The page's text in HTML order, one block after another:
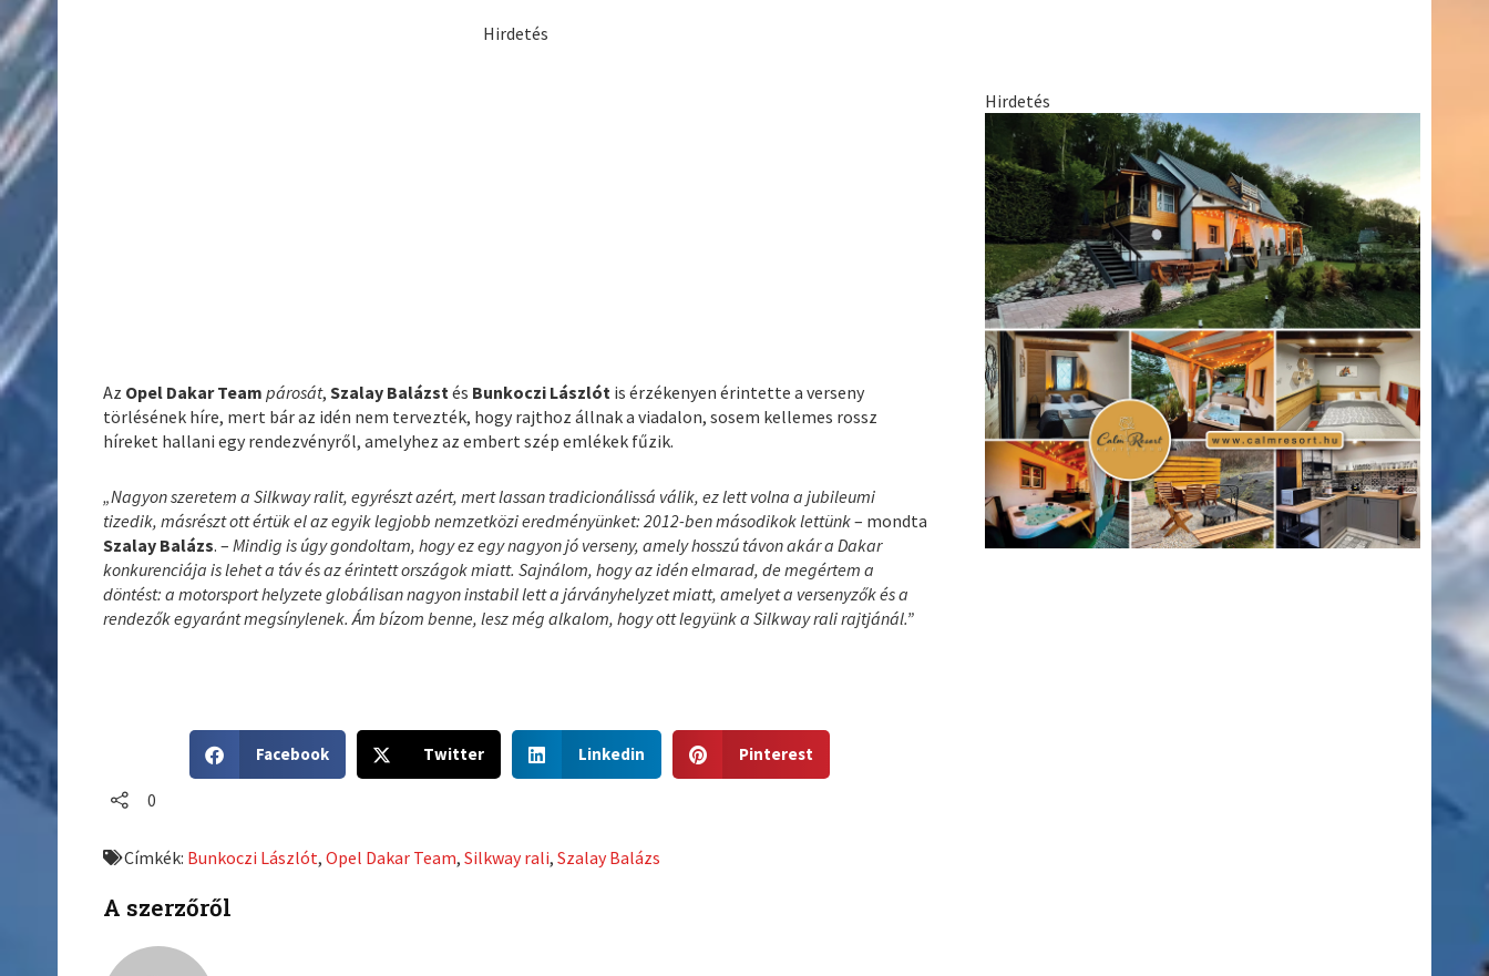
Hirdetés
Az Opel Dakar Team párosát,Szalay Balázstés Bunkoczi Lászlót is érzékenyen érintette a verseny
törlésének híre, mert bár az idén nem tervezték, hogy rajthoz állnak a viadalon, sosem kellemes rossz
híreket hallani egy rendezvényről, amelyhez az embert szép emlékek fűzik.
„Nagyon szeretem a Silkway ralit, egyrészt azért, mert lassan tradicionálissá válik, ez lett volna a jubileumi
tizedik, másrészt ott értük el az egyik legjobb nemzetközi eredményünket: 2012-ben másodikok lettünk– mondta
Szalay Balázs. –Mindig is úgy gondoltam, hogy ez egy nagyon jó verseny, amely hosszú távon akár a Dakar
konkurenciája is lehet a táv és az érintett országok miatt. Sajnálom, hogy az idén elmarad, de megértem a
döntést: a motorsport helyzete globálisan nagyon instabil lett a járványhelyzet miatt, amelyet a versenyzők és a
rendezők egyaránt megsínylenek. Ám bízom benne, lesz még alkalom, hogy ott legyünk a Silkway rali rajtjánál.”
h
o
f
Facebook
h
o
Twitter
h
o
Linkedin
h
Pinterest
0
Címkék: Bunkoczi Lászlót,Opel Dakar Team,Silkway rali,Szalay Balázs
A szerzőről
Hirdetés